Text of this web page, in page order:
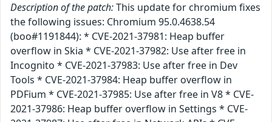
Description of the patch:This update for chromium fixes
the following issues: Chromium 95.0.4638.54
(boo#1191844): * CVE-2021-37981: Heap buffer
overflow in Skia * CVE-2021-37982: Use after free in
Incognito * CVE-2021-37983: Use after free in Dev
Tools * CVE-2021-37984: Heap buffer overflow in
PDFium * CVE-2021-37985: Use after free in V8 * CVE-
2021-37986: Heap buffer overflow in Settings * CVE-